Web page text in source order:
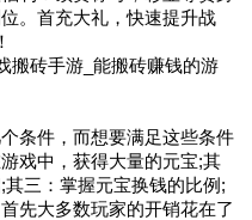
。首充大礼，快速提升战
条件，而想要满足这些条件
戏中，获得大量的元宝;其
三：掌握元宝换钱的比例;
先大多数玩家的开销花在了